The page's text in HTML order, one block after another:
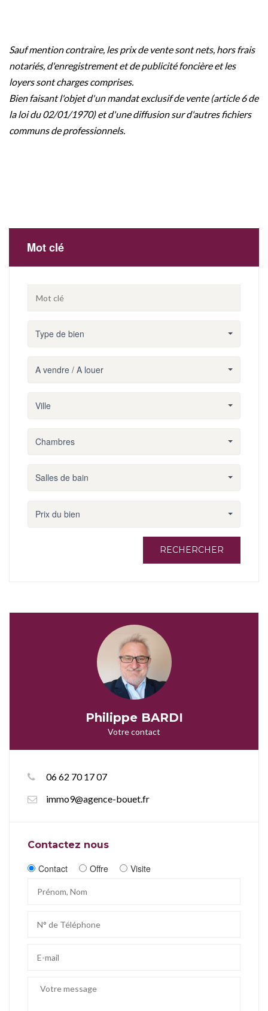
Sauf mention contraire, les prix de vente sont nets, hors frais
notariés, d'enregistrement et de publicité foncière et les
loyers sont charges comprises.
Bien faisant l'objet d'un mandat exclusif de vente (article 6 de
la loi du 02/01/1970) et d'une diffusion sur d'autres fichiers
communs de professionnels.
Mot clé
Type de bien
A vendre / A louer
Ville
Chambres
Salles de bain
Prix du bien
RECHERCHER
Philippe BARDI
Votre contact
06 62 70 17 07
immo9@agence-bouet.fr
Contactez nous
Contact Offre Visite